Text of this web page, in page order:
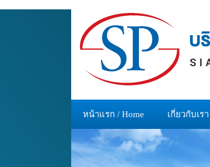
หน้าแรก / Home เกี่ยวกับเร